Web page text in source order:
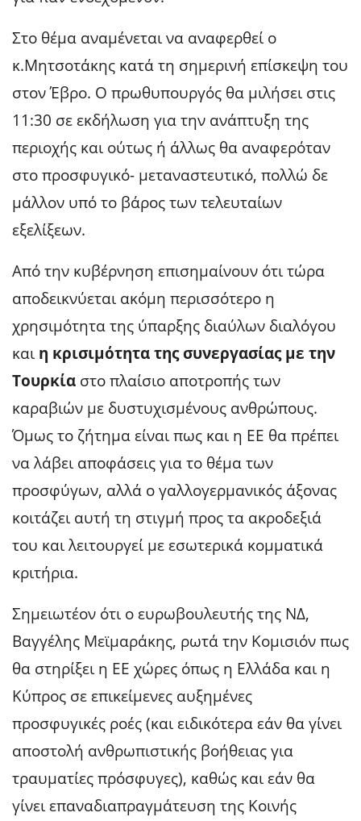
Στο θέμα αναμένεται να αναφερθεί ο
κ.Μητσοτάκης κατά τη σημερινή επίσκεψη του
στον Έβρο. Ο πρωθυπουργός θα μιλήσει στις
11:30 σε εκδήλωση για την ανάπτυξη της
περιοχής και ούτως ή άλλως θα αναφερόταν
στο προσφυγικό- μεταναστευτικό, πολλώ δε
μάλλον υπό το βάρος των τελευταίων
εξελίξεων.
Από την κυβέρνηση επισημαίνουν ότι τώρα
αποδεικνύεται ακόμη περισσότερο η
χρησιμότητα της ύπαρξης διαύλων διαλόγου
και η κρισιμότητα της συνεργασίας με την
Τουρκία στο πλαίσιο αποτροπής των
καραβιών με δυστυχισμένους ανθρώπους.
Όμως το ζήτημα είναι πως και η ΕΕ θα πρέπει
να λάβει αποφάσεις για το θέμα των
προσφύγων, αλλά ο γαλλογερμανικός άξονας
κοιτάζει αυτή τη στιγμή προς τα ακροδεξιά
του και λειτουργεί με εσωτερικά κομματικά
κριτήρια.
Σημειωτέον ότι ο ευρωβουλευτής της ΝΔ,
Βαγγέλης Μεϊμαράκης, ρωτά την Κομισιόν πως
θα στηρίξει η ΕΕ χώρες όπως η Ελλάδα και η
Κύπρος σε επικείμενες αυξημένες
προσφυγικές ροές (και ειδικότερα εάν θα γίνει
αποστολή ανθρωπιστικής βοήθειας για
τραυματίες πρόσφυγες), καθώς και εάν θα
γίνει επαναδιαπραγμάτευση της Κοινής